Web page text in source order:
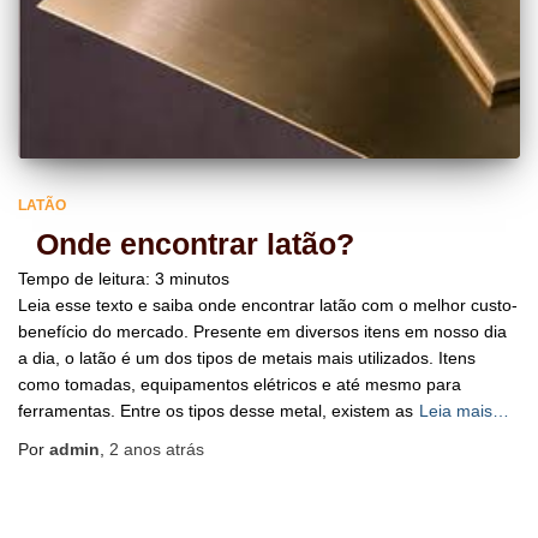
LATÃO
Onde encontrar latão?
Tempo de leitura: 3 minutos
Leia esse texto e saiba onde encontrar latão com o melhor custo-
benefício do mercado. Presente em diversos itens em nosso dia
a dia, o latão é um dos tipos de metais mais utilizados. Itens
como tomadas, equipamentos elétricos e até mesmo para
ferramentas. Entre os tipos desse metal, existem as Leia mais…
Por admin 2 anos atrás